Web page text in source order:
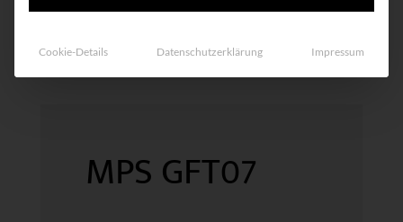
MPS GFT07
Cookie-Details Datenschutzerklärung Impressum